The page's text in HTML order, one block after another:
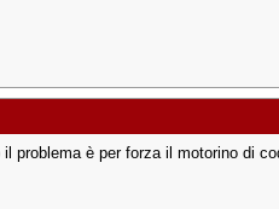
problema è per forza il motorino di